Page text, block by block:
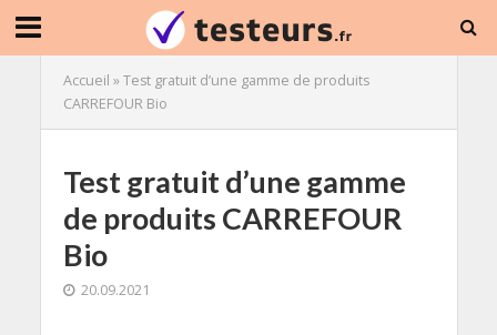
Accueil »Test gratuit d’une gamme de produits
CARREFOUR Bio
Test gratuit d’une gamme
de produits CARREFOUR
Bio
20.09.2021